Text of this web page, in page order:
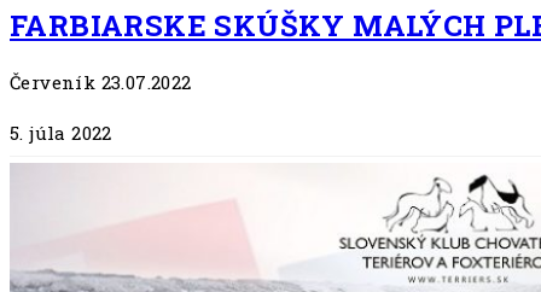
FARBIARSKE SKÚŠKY MALÝCH
Červeník 23.07.2022
5. júla 2022